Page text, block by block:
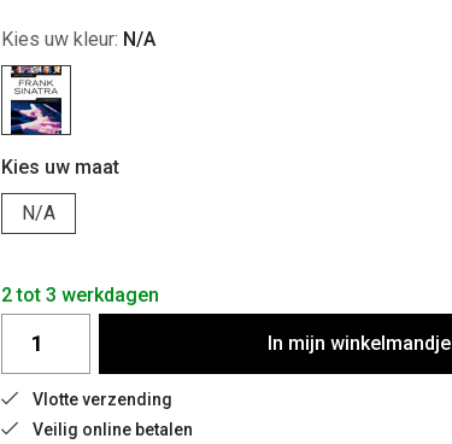
Kies uw kleur: N/A
Kies uw maat
N/A
2 tot 3 werkdagen
In mijn winkelmandje
Vlotte verzending
Veilig online betalen